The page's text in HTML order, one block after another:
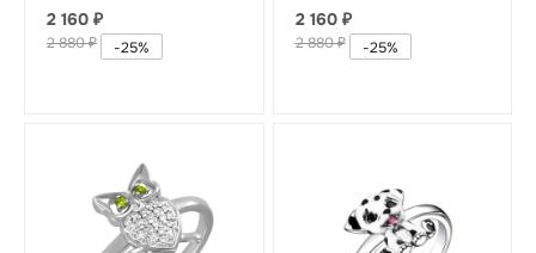
2 160 ₽
2 880₽ -25%
2 160₽
2 880₽ -25%